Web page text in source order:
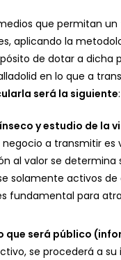
que permitan
aplicando la
de dotar a
en lo que a
será la siguiente:
y estudio de la
a transmitir
al valor se
solamente activos
fundamental para
que será público
se procederá a